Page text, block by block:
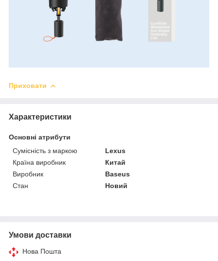
Приховати
Характеристики
Основні атрибути
Сумісність з маркою
Lexus
Країна виробник
Китай
Виробник
Baseus
Стан
Новий
Умови доставки
Нова Пошта